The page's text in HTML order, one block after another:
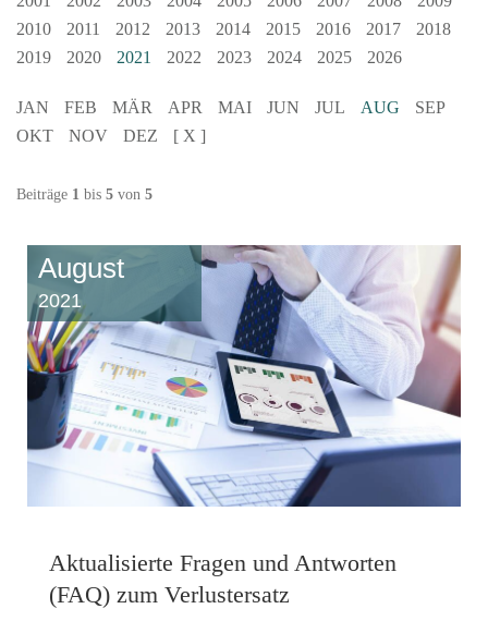
2010
2011 2012 2013 2014 2015 2016 2017
2018
2019
2020 2021 2022 2023 2024 2025 2026
JAN FEB MÄR APR MAI JUN JUL AUG
SEP
OKT
NOV DEZ [ X ]
Beiträge 1 bis 5 von 5
August
2021
Aktualisierte Fragen und Antworten
(FAQ) zum Verlustersatz